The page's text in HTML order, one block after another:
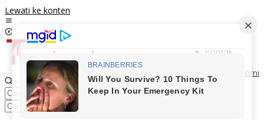
Lewati ke konten
Kontak
Tentang Kami